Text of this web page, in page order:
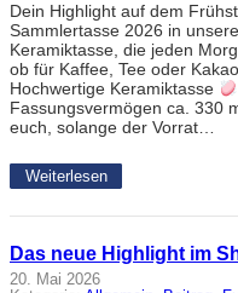
Dein Highlight auf dem
Sammlertasse 2026 in
Keramiktasse, die jeden
ob für Kaffee, Tee oder
Hochwertige Keramiktasse
Fassungsvermögen ca. 330
euch, solange der Vorrat…
Weiterlesen
Das neue Highlight im
20. Mai 2026